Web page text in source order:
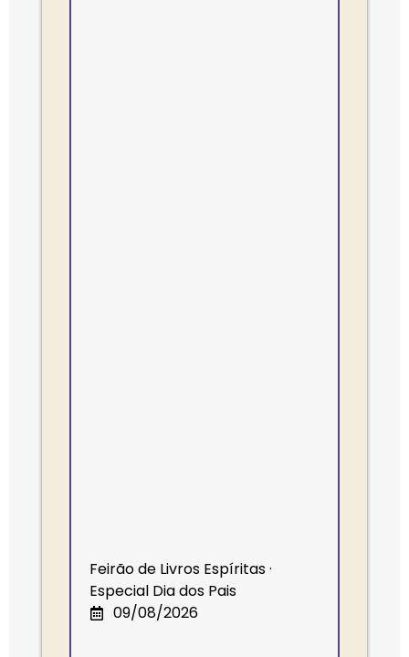
Feirão de Livros Espíritas ·
Especial Dia dos Pais
09/08/2026